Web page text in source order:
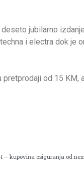
jubilarno
i electra dok je
od 15 KM,
– kupovina osiguranja od